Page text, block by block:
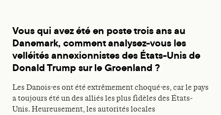
Vous qui avez été en poste trois ans au
Danemark, comment analysez-vous les
velléités annexionnistes des États-Unis de
Donald Trump sur le Groenland ?
Les Danois·es ont été extrêmement choqué·es, car le pays
a toujours été un des alliés les plus fidèles des États-
Unis. Heureusement, les autorités locales